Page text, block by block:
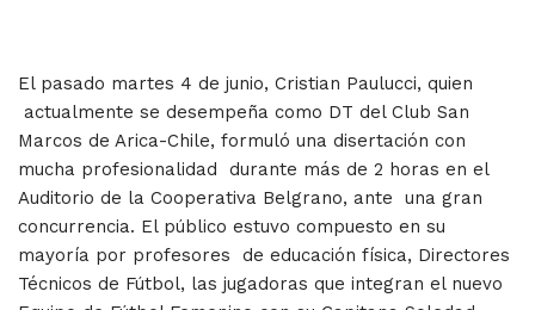
El pasado martes 4 de junio, Cristian Paulucci, quien
actualmente se desempeña como DT del Club San
Marcos de Arica-Chile, formuló una disertación con
mucha profesionalidad durante más de 2 horas en el
Auditorio de la Cooperativa Belgrano, ante una gran
concurrencia. El público estuvo compuesto en su
mayoría por profesores de educación física, Directores
Técnicos de Fútbol, las jugadoras que integran el nuevo